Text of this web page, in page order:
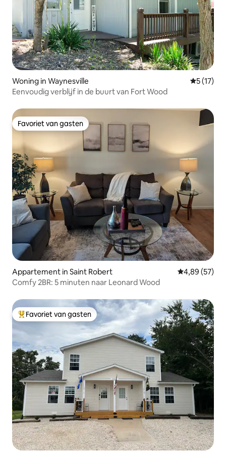
Woning in Waynesville
5 (17)
Eenvoudig verblijf in de buurt van Fort Wood
Favoriet van gasten
Favoriet van gasten
Appartement in Saint Robert Gemiddelde
4,89 (57)
Comfy 2BR: 5 minuten naar Leonard Wood
Topfavoriet van gasten
Favoriet van gasten